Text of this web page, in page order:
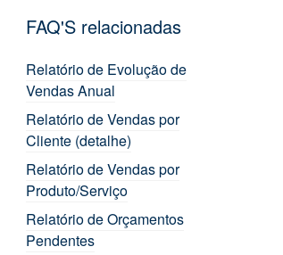
FAQ'S relacionadas
Relatório de Evolução de
Vendas Anual
Relatório de Vendas por
Cliente (detalhe)
Relatório de Vendas por
Produto/Serviço
Relatório de Orçamentos
Pendentes